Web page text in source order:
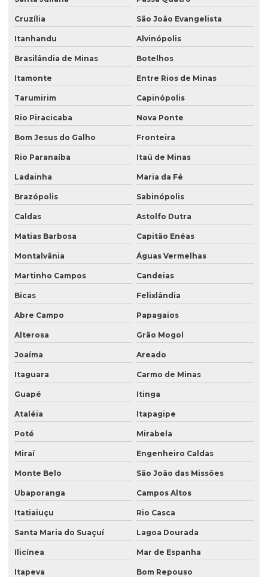
Cruzília São João Evangelista
Itanhandu Alvinópolis
Brasilândia de Minas Botelhos
Itamonte Entre Rios de Minas
Tarumirim Capinópolis
Rio Piracicaba Nova Ponte
Bom Jesus do Galho Fronteira
Rio Paranaíba Itaú de Minas
Ladainha Maria da Fé
Brazópolis Sabinópolis
Caldas Astolfo Dutra
Matias Barbosa Capitão Enéas
Montalvânia Águas Vermelhas
Martinho Campos Candeias
Bicas Felixlândia
Abre Campo Papagaios
Alterosa Grão Mogol
Joaíma Areado
Itaguara Carmo de Minas
Guapé Itinga
Ataléia Itapagipe
Poté Mirabela
Miraí Engenheiro Caldas
Monte Belo São João das Missões
Ubaporanga Campos Altos
Itatiaiuçu Rio Casca
Santa Maria do Suaçuí Lagoa Dourada
Ilicínea Mar de Espanha
Itapeva Bom Repouso